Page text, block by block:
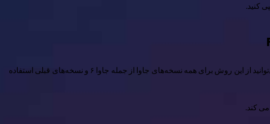
کنید.
این روش با خواندن دستی هر بایت داده از فایل و نوشتن آن در یک مقصد جدید کار می کند. برخلاف روش Files.copy زیر، می‌توانید از این روش برای همه نسخه‌های جاوا از جمله جاوا ۶ و نسخه‌های قبلی استفاده